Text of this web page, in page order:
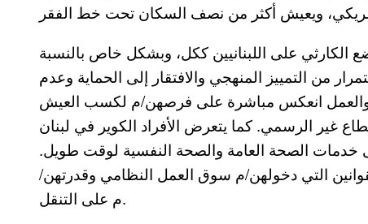
الكارثي على اللبنانيين ككل، وبشكل خاص بالنسبة
من التمييز المنهجي والافتقار إلى الحماية وعدم
والعمل انعكس مباشرة على فرصهن/م لكسب العيش
غير الرسمي. كما يتعرض الأفراد الكوير في لبنان
خدمات الصحة العامة والصحة النفسية لوقت طويل.
التي دخولهن/م سوق العمل النظامي وقدرتهن/
م على التنقل.